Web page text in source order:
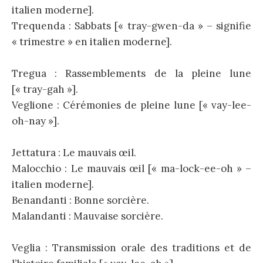
italien moderne].
Trequenda : Sabbats [« tray-gwen-da » – signifie
« trimestre » en italien moderne].
Tregua : Rassemblements de la pleine lune
[« tray-gah »].
Veglione : Cérémonies de pleine lune [« vay-lee-
oh-nay »].
Jettatura : Le mauvais œil.
Malocchio : Le mauvais œil [« ma-lock-ee-oh » –
italien moderne].
Benandanti : Bonne sorcière.
Malandanti : Mauvaise sorcière.
Veglia : Transmission orale des traditions et de